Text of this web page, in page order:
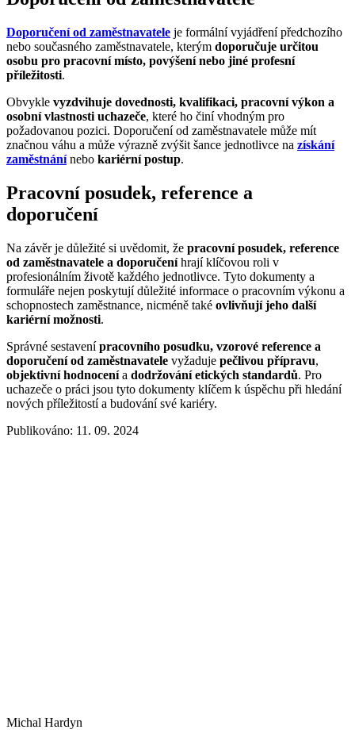
Doporučení od zaměstnavatele je formální vyjádření předchozího
nebo současného zaměstnavatele, kterým doporučuje určitou
osobu pro pracovní místo, povýšení nebo jiné profesní
příležitosti.
Obvykle vyzdvihuje dovednosti, kvalifikaci, pracovní výkon a
osobní vlastnosti uchazeče, které ho činí vhodným pro
požadovanou pozici. Doporučení od zaměstnavatele může mít
značnou váhu a může výrazně zvýšit šance jednotlivce na získání
zaměstnánínebo kariérní postup.
Pracovní posudek, reference a
doporučení
Na závěr je důležité si uvědomit, že pracovní posudek, reference
od zaměstnavatele a doporučeníhrají klíčovou roli v
profesionálním životě každého jednotlivce. Tyto dokumenty a
formuláře nejen poskytují důležité informace o pracovním výkonu a
schopnostech zaměstnance, nicméně také ovlivňují jeho další
kariérní možnosti.
Správné sestavenípracovního posudku, vzorové reference a
doporučení od zaměstnavatele vyžaduje pečlivou přípravu,
objektivní hodnocenía dodržování etických standardů. Pro
uchazeče o práci jsou tyto dokumenty klíčem k úspěchu při hledání
nových příležitostí a budování své kariéry.
Publikováno: 11. 09. 2024
Michal Hardyn